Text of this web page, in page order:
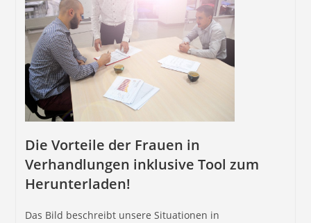
Die Vorteile der Frauen in
Verhandlungen inklusive Tool zum
Herunterladen!
Das Bild beschreibt unsere Situationen in